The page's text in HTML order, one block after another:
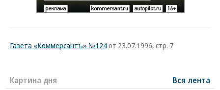
Газета «Коммерсантъ» №124от 23.07.1996, стр. 7
Картина дня Вся лента